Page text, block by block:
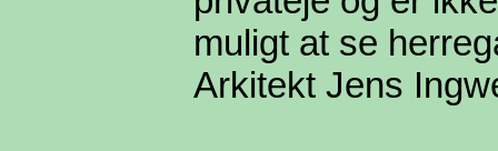
muligt at se
Arkitekt Jens